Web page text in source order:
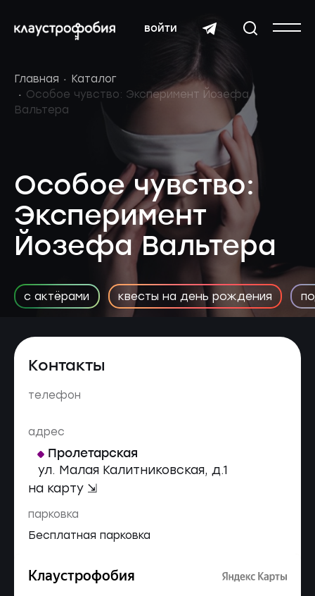
войти
Главная
Каталог
Особое чувство: Эксперимент Йозефа
Вальтера
Особое чувство:
Эксперимент
Йозефа Вальтера
с актёрами квесты на день рождения
Контакты
телефон
адрес
Пролетарская
ул. Малая Калитниковская, д.1
на карту ⇲
парковка
Бесплатная парковка